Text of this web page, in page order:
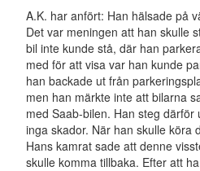
A.K. har anfört: Han hälsade på
Det var meningen att han skulle
bil inte kunde stå, där han
med för att visa var han kunde
han backade ut från
men han märkte inte att bilarna
med Saab-bilen. Han steg
inga skador. När han skulle köra
Hans kamrat sade att denne
skulle komma tillbaka. Efter att